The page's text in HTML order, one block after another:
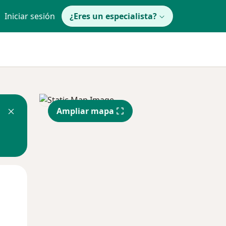
Iniciar sesión ¿Eres un especialista?
Ampliar mapa